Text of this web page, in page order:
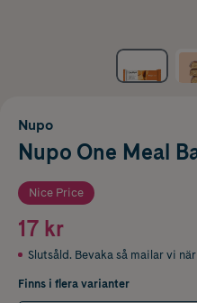
Nupo
Nupo One Meal
Nice Price
17 kr
Slutsåld. Bevaka så mailar vi
Finns i flera varianter